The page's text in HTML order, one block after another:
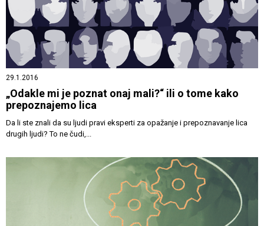
29.1.2016
„Odakle mi je poznat onaj mali?“ ili o tome kako
prepoznajemo lica
Da li ste znali da su ljudi pravi eksperti za opažanje i prepoznavanje lica
drugih ljudi? To ne čudi,...